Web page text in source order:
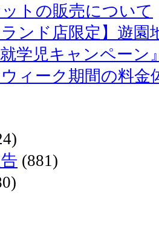
トの販売について
ランド店限定】遊
学児キャンペーン
ィーク期間の料金
(881)